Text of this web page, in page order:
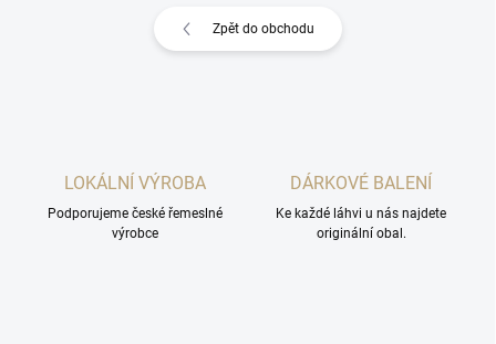
Zpět do obchodu
LOKÁLNÍ VÝROBA
Podporujeme české řemeslné
výrobce
DÁRKOVÉ BALENÍ
Ke každé láhvi u nás najdete
originální obal.